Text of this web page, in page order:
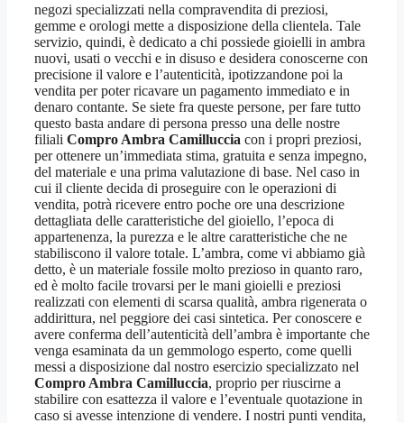
negozi specializzati nella compravendita di preziosi,
gemme e orologi mette a disposizione della clientela. Tale
servizio, quindi, è dedicato a chi possiede gioielli in ambra
nuovi, usati o vecchi e in disuso e desidera conoscerne con
precisione il valore e l’autenticità, ipotizzandone poi la
vendita per poter ricavare un pagamento immediato e in
denaro contante. Se siete fra queste persone, per fare tutto
questo basta andare di persona presso una delle nostre
filiali Compro Ambra Camilluccia con i propri preziosi,
per ottenere un’immediata stima, gratuita e senza impegno,
del materiale e una prima valutazione di base. Nel caso in
cui il cliente decida di proseguire con le operazioni di
vendita, potrà ricevere entro poche ore una descrizione
dettagliata delle caratteristiche del gioiello, l’epoca di
appartenenza, la purezza e le altre caratteristiche che ne
stabiliscono il valore totale. L’ambra, come vi abbiamo già
detto, è un materiale fossile molto prezioso in quanto raro,
ed è molto facile trovarsi per le mani gioielli e preziosi
realizzati con elementi di scarsa qualità, ambra rigenerata o
addirittura, nel peggiore dei casi sintetica. Per conoscere e
avere conferma dell’autenticità dell’ambra è importante che
venga esaminata da un gemmologo esperto, come quelli
messi a disposizione dal nostro esercizio specializzato nel
Compro Ambra Camilluccia, proprio per riuscirne a
stabilire con esattezza il valore e l’eventuale quotazione in
caso si avesse intenzione di vendere. I nostri punti vendita,